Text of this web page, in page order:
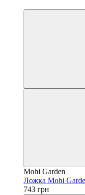
Mobi Garden
Ложка Mobi
743 грн